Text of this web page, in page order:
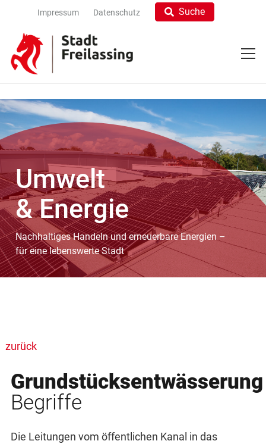
Impressum Datenschutz Suche
Umwelt
& Energie
Nachhaltiges Handeln und erneuerbare Energien –
für eine lebenswerte Stadt
zurück
Grundstücksentwässerung
Begriffe
Die Leitungen vom öffentlichen Kanal in das